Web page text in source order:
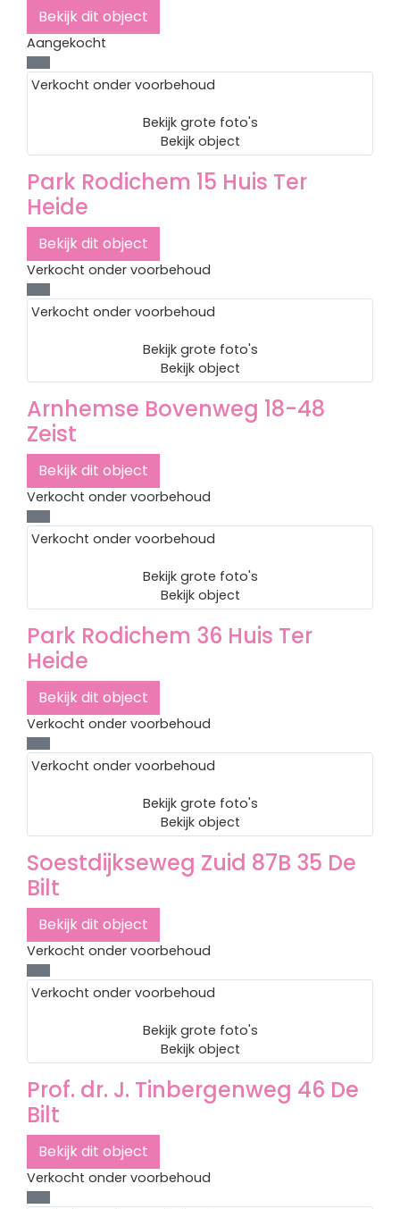
Bekijk dit object
Aangekocht
Verkocht onder voorbehoud
Bekijk grote foto's
Bekijk object
Park Rodichem 15 Huis Ter
Heide
Bekijk dit object
Verkocht onder voorbehoud
Verkocht onder voorbehoud
Bekijk grote foto's
Bekijk object
Arnhemse Bovenweg 18-48
Zeist
Bekijk dit object
Verkocht onder voorbehoud
Verkocht onder voorbehoud
Bekijk grote foto's
Bekijk object
Park Rodichem 36 Huis Ter
Heide
Bekijk dit object
Verkocht onder voorbehoud
Verkocht onder voorbehoud
Bekijk grote foto's
Bekijk object
Soestdijkseweg Zuid 87B 35 De
Bilt
Bekijk dit object
Verkocht onder voorbehoud
Verkocht onder voorbehoud
Bekijk grote foto's
Bekijk object
Prof. dr. J. Tinbergenweg 46 De
Bilt
Bekijk dit object
Verkocht onder voorbehoud